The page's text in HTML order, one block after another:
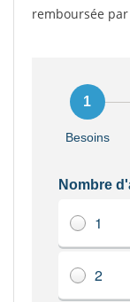
remboursée